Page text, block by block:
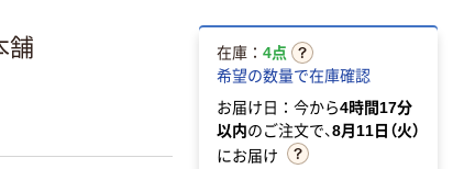
舗 在庫： 4点
希望の数量で在庫確認
お届け日：今から4時間17分
以内のご注文で、8月11日（火）
にお届け